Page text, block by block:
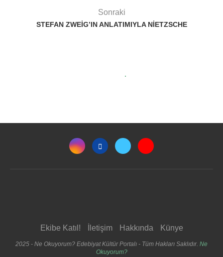
Sonraki
STEFAN ZWEIG’IN ANLATIMIYLA NIETZSCHE
Ekibe Katıl! İletişim Hakkında Künye
2025 - Ne Okuyorum? Edebiyat Kültür Portalı - Tüm Hakları Saklıdır. Ne
Okuyorum?